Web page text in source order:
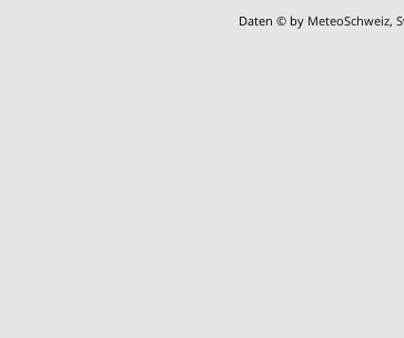
Daten © by MeteoSchweiz,